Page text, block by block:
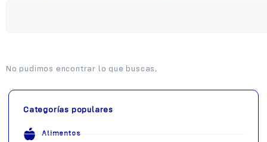
Categorías populares
Alimentos
No pudimos encontrar lo que buscas,